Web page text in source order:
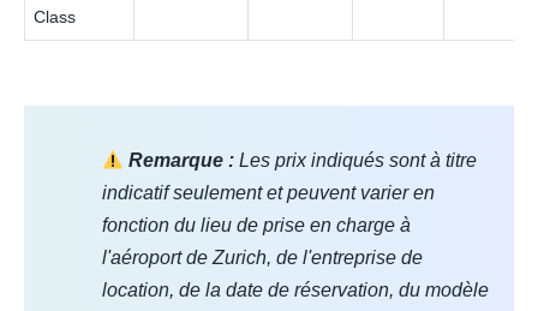
Class
Remarque : Les prix indiqués sont à titre
indicatif seulement et peuvent varier en
fonction du lieu de prise en charge à
l'aéroport de Zurich, de l'entreprise de
location, de la date de réservation, du modèle